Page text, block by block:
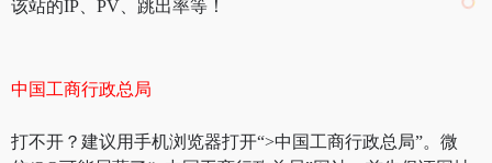
该站的IP、PV、跳出率等！
中国工商行政总局
打不开？建议用手机浏览器打开“>中国工商行政总局”。微